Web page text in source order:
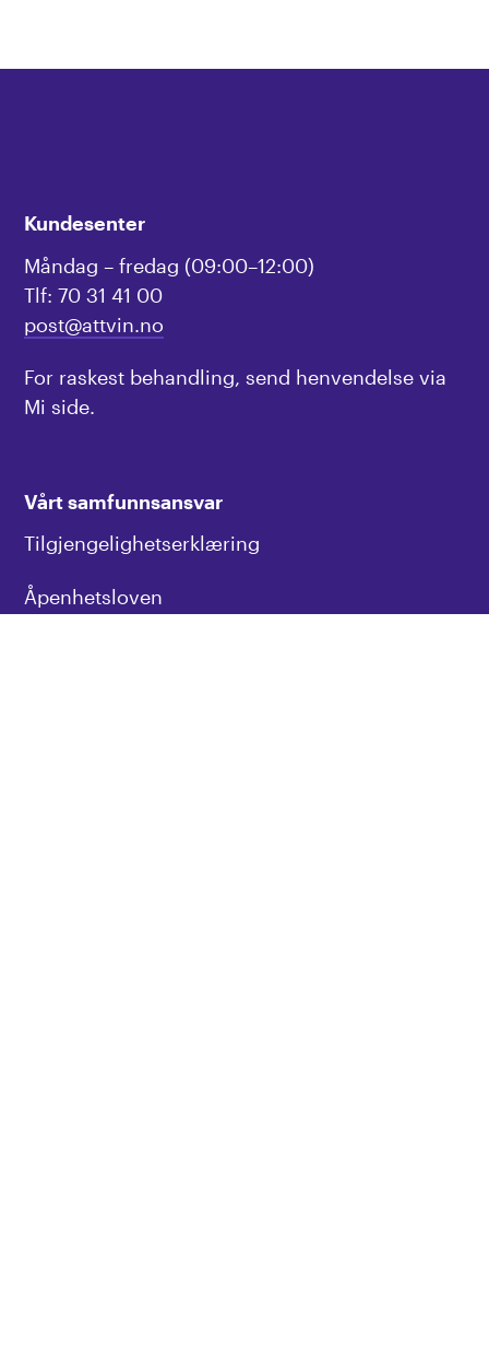
Kundesenter
Måndag – fredag (09:00–12:00)
Tlf: 70 31 41 00
post@attvin.no
For raskest behandling, send henvendelse via
Mi side.
Vårt samfunnsansvar
Tilgjengelighetserklæring
Åpenhetsloven